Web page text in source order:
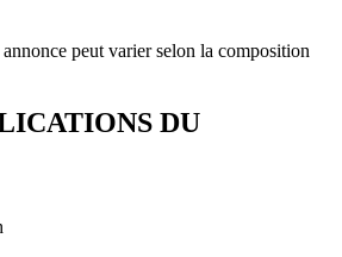
peut varier selon la composition
DU